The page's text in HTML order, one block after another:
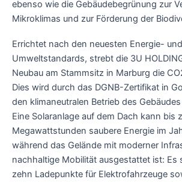
ebenso wie die Gebäudebegrünung zur
Mikroklimas und zur Förderung der
Errichtet nach den neuesten Energie- und
Umweltstandards, strebt die 3U
Neubau am Stammsitz in Marburg die
Dies wird durch das DGNB-Zertifikat in
den klimaneutralen Betrieb des
Eine Solaranlage auf dem Dach kann bis
Megawattstunden saubere Energie im
während das Gelände mit moderner
nachhaltige Mobilität ausgestattet ist: Es
zehn Ladepunkte für Elektrofahrzeuge